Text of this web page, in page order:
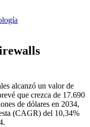
alcanzó un valor de
que crezca de 17.690
de dólares en 2034,
(CAGR) del 10,34%